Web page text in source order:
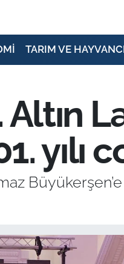
TARIM VE
yılı